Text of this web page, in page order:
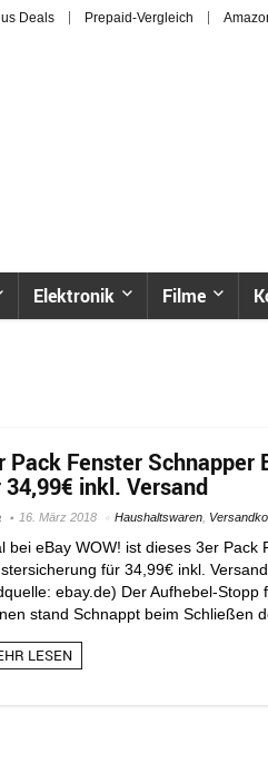
Deals Prepaid-Vergleich
Elektronik Filme
Pack Fenster Schnapper
inkl. Versand
16. März 2018 Haushaltswaren
bei eBay WOW! ist dieses 3er
für 34,99€ inkl.
ebay.de) Der Aufhebel-
stand Schnappt beim Schließen
LESEN